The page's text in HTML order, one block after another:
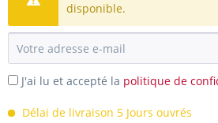
disponible.
J'ai lu et accepté la politique de
Délai de livraison 5 Jours ouvrés